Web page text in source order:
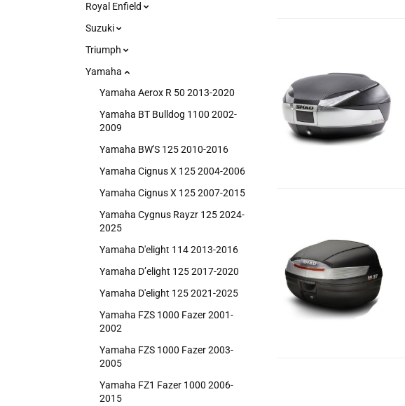
Royal Enfield
Suzuki
Triumph
Yamaha
Yamaha Aerox R 50 2013-2020
Yamaha BT Bulldog 1100 2002-
2009
Yamaha BW'S 125 2010-2016
Yamaha Cignus X 125 2004-2006
Yamaha Cignus X 125 2007-2015
Yamaha Cygnus Rayzr 125 2024-
2025
Yamaha D'elight 114 2013-2016
Yamaha D’elight 125 2017-2020
Yamaha D'elight 125 2021-2025
Yamaha FZS 1000 Fazer 2001-
2002
Yamaha FZS 1000 Fazer 2003-
2005
Yamaha FZ1 Fazer 1000 2006-
2015